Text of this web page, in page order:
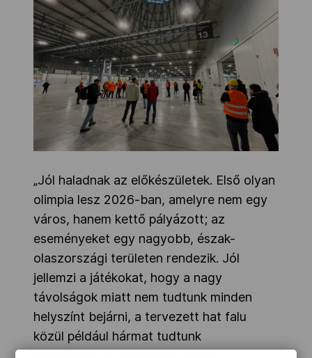
„Jól haladnak az előkészületek. Első olyan
olimpia lesz 2026-ban, amelyre nem egy
város, hanem kettő pályázott; az
eseményeket egy nagyobb, észak-
olaszországi területen rendezik. Jól
jellemzi a játékokat, hogy a nagy
távolságok miatt nem tudtunk minden
helyszínt bejárni, a tervezett hat falu
közül például hármat tudtunk